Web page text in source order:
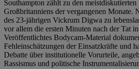
Southampton zählt zu den
Großbritanniens der vergangenen Monate.
des 23-jährigen Vickrum Digwa zu
vor allem die ersten Minuten nach der Tat
Veröffentlichtes Bodycam-Material
Fehleinschätzungen der Einsatzkräfte und
Debatte über institutionelle Vorurteile,
Rassismus und politische